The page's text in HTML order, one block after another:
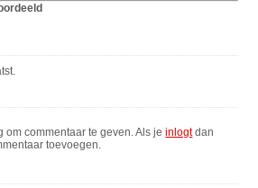
om commentaar te geven. Als jeinlogtdan
toevoegen.